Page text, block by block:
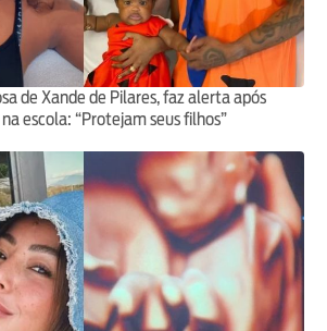
de Xande de Pilares, faz alerta após
escola: “Protejam seus filhos”